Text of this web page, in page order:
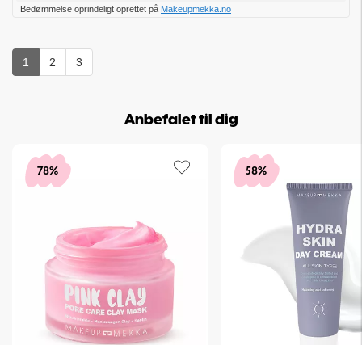
op
Bedømmelse oprindeligt oprettet på Makeupmekka.no
1 2 3
Anbefalet til dig
78% 58%